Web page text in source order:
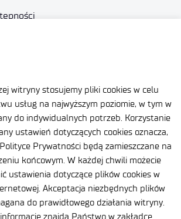
witryny stosujemy pliki cookies w celu
usług na najwyższym poziomie, w tym w
do indywidualnych potrzeb. Korzystanie
ustawień dotyczących cookies oznacza,
Prywatności będą zamieszczane na
końcowym. W każdej chwili możecie
ustawienia dotyczące plików cookies w
Akceptacja niezbędnych plików
do prawidłowego działania witryny.
informacje znajdą Państwo w zakładce